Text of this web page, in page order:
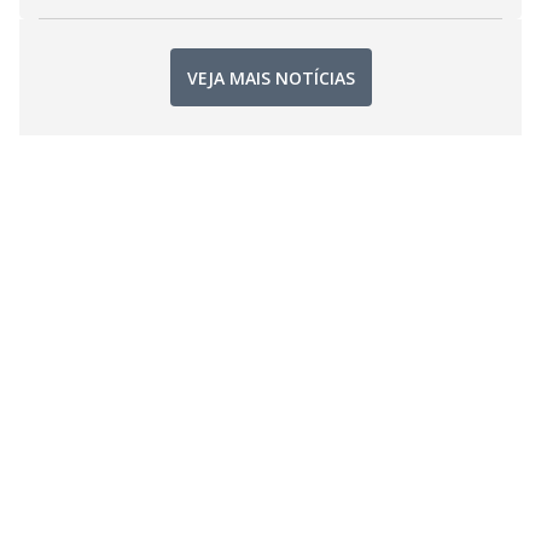
VEJA MAIS NOTÍCIAS